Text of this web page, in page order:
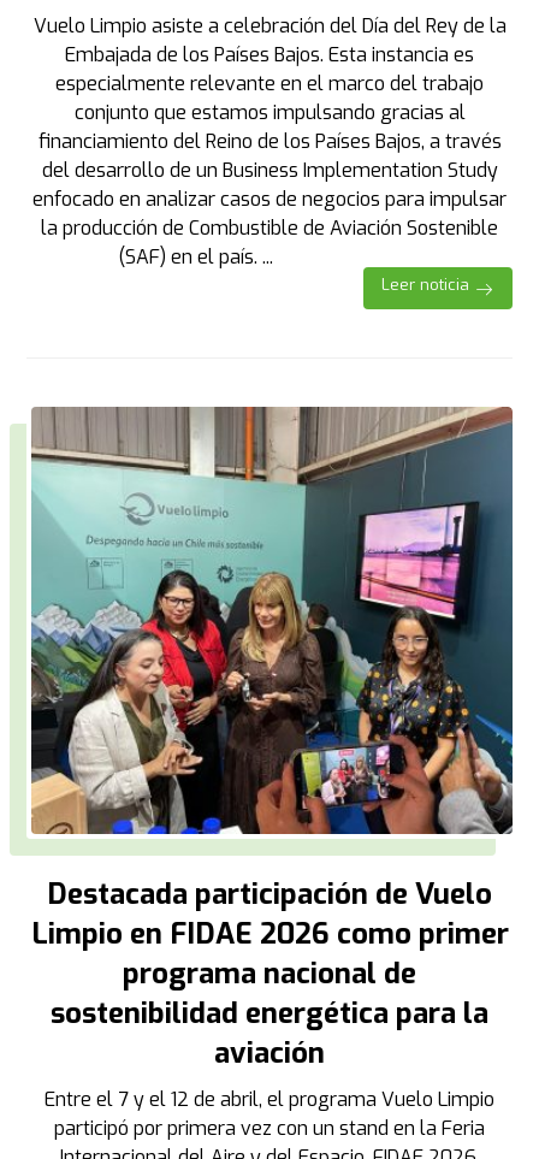
Vuelo Limpio asiste a celebración del Día del Rey de la
Embajada de los Países Bajos. Esta instancia es
especialmente relevante en el marco del trabajo
conjunto que estamos impulsando gracias al
financiamiento del Reino de los Países Bajos, a través
del desarrollo de un Business Implementation Study
enfocado en analizar casos de negocios para impulsar
la producción de Combustible de Aviación Sostenible
(SAF) en el país. ...
Leer noticia
Destacada participación de Vuelo
Limpio en FIDAE 2026 como primer
programa nacional de
sostenibilidad energética para la
aviación
Entre el 7 y el 12 de abril, el programa Vuelo Limpio
participó por primera vez con un stand en la Feria